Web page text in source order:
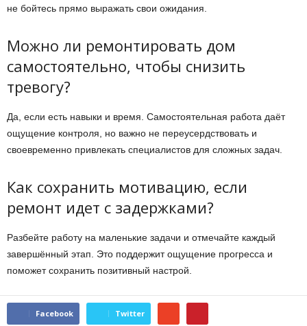
не бойтесь прямо выражать свои ожидания.
Можно ли ремонтировать дом
самостоятельно, чтобы снизить
тревогу?
Да, если есть навыки и время. Самостоятельная работа даёт
ощущение контроля, но важно не переусердствовать и
своевременно привлекать специалистов для сложных задач.
Как сохранить мотивацию, если
ремонт идет с задержками?
Разбейте работу на маленькие задачи и отмечайте каждый
завершённый этап. Это поддержит ощущение прогресса и
поможет сохранить позитивный настрой.
Facebook Twitter